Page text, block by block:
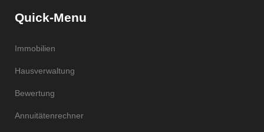
Quick-Menu
Immobilien
Hausverwaltung
Bewertung
Annuitätenrechner